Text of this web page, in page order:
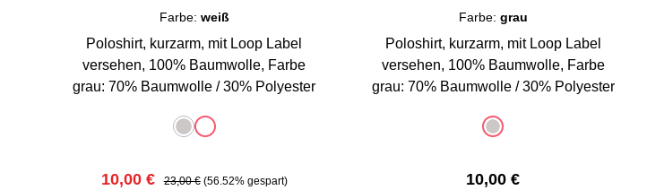
Farbe: weiß
Poloshirt, kurzarm, mit Loop Label
versehen, 100% Baumwolle, Farbe
grau: 70% Baumwolle / 30% Polyester
auswählen
grau
(Diese Option ist zurzeit nicht verfügbar.)
weiß
(Diese Option ist zurzeit nicht verfügbar.)
Verkaufspreis:
10,00 € Regulärer Preis:
23,00 € (56.52% gespart)
Farbe: grau
Poloshirt, kurzarm, mit Loop Label
versehen, 100% Baumwolle, Farbe
grau: 70% Baumwolle / 30% Polyester
auswählen
grau
(Diese Option ist zurzeit nicht
Regulärer Preis:
10,00 €